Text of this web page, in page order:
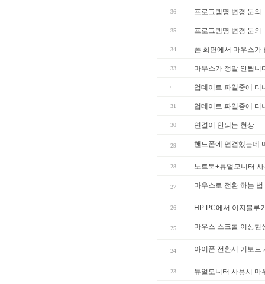
36 프로그램명 변경 문의
35 프로그램명 변경 문의
34 폰 화면에서 마우스가
33 마우스가 정말 안됩니
업데이트 파일중에 티
31 업데이트 파일중에 티
30 연결이 안되는 현상
29 핸드폰에 연결했는데
28 노트북+듀얼모니터
27 마우스로 전환 하는 법
26 HP PC에서 이지블루
25 마우스 스크롤 이상현
24 아이폰 전환시 키보드
23 듀얼모니터 사용시 마